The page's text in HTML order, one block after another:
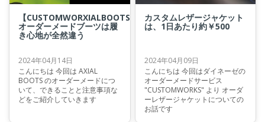
【CUSTOMWORXIALBOOTS】
オーダーメードブーツは履
き心地が全然違う
2024年04月14日
こんにちは 今回は AXIAL
BOOTS のオーダーメードにつ
いて、できることと注意事項な
どをご紹介していきます
カスタムレザージャケット
は、1日あたり約￥500
2024年04月09日
こんにちは 今回はダイネーゼの
オーダーメードサービス
"CUSTOMWORKS" より オーダ
ーレザージャケットについての
お話です